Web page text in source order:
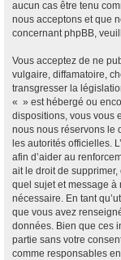
aucun cas être tenu
nous acceptons et que
concernant phpBB,
Vous acceptez de ne
vulgaire, diffamatoire,
transgresser la
« » est hébergé ou
dispositions, vous vous
nous nous réservons le
les autorités officielles.
afin d’aider au
ait le droit de
quel sujet et message à
nécessaire. En tant
que vous avez
données. Bien que ces
partie sans votre
comme responsables